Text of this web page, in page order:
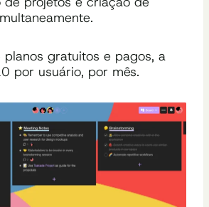
planos gratuitos e pagos, a
por usuário, por mês.